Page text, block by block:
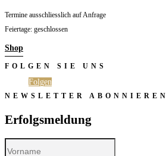
Termine ausschliesslich auf Anfrage
Feiertage: geschlossen
Shop
FOLGEN SIE UNS
Folgen
NEWSLETTER ABONNIEREN
Erfolgsmeldung